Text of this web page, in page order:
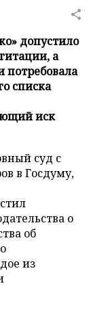
допустило
а
потребовала
списка
иск
суд с
в Госдуму,
о
об
из